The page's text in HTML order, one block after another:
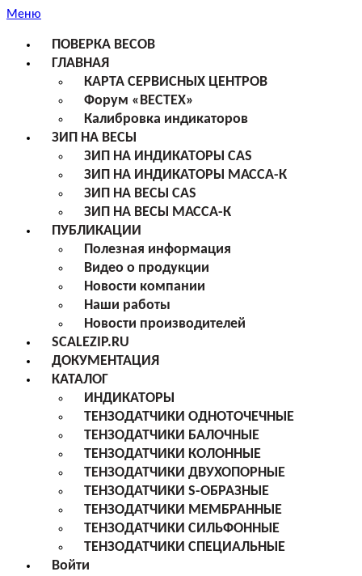
Меню
ПОВЕРКА ВЕСОВ
ГЛАВНАЯ
КАРТА СЕРВИСНЫХ ЦЕНТРОВ
Форум «ВЕСТЕХ»
Калибровка индикаторов
ЗИП НА ВЕСЫ
ЗИП НА ИНДИКАТОРЫ CAS
ЗИП НА ИНДИКАТОРЫ МАССА-К
ЗИП НА ВЕСЫ CAS
ЗИП НА ВЕСЫ МАССА-К
ПУБЛИКАЦИИ
Полезная информация
Видео о продукции
Новости компании
Наши работы
Новости производителей
SCALEZIP.RU
ДОКУМЕНТАЦИЯ
КАТАЛОГ
ИНДИКАТОРЫ
ТЕНЗОДАТЧИКИ ОДНОТОЧЕЧНЫЕ
ТЕНЗОДАТЧИКИ БАЛОЧНЫЕ
ТЕНЗОДАТЧИКИ КОЛОННЫЕ
ТЕНЗОДАТЧИКИ ДВУХОПОРНЫЕ
ТЕНЗОДАТЧИКИ S-ОБРАЗНЫЕ
ТЕНЗОДАТЧИКИ МЕМБРАННЫЕ
ТЕНЗОДАТЧИКИ СИЛЬФОННЫЕ
ТЕНЗОДАТЧИКИ СПЕЦИАЛЬНЫЕ
Войти